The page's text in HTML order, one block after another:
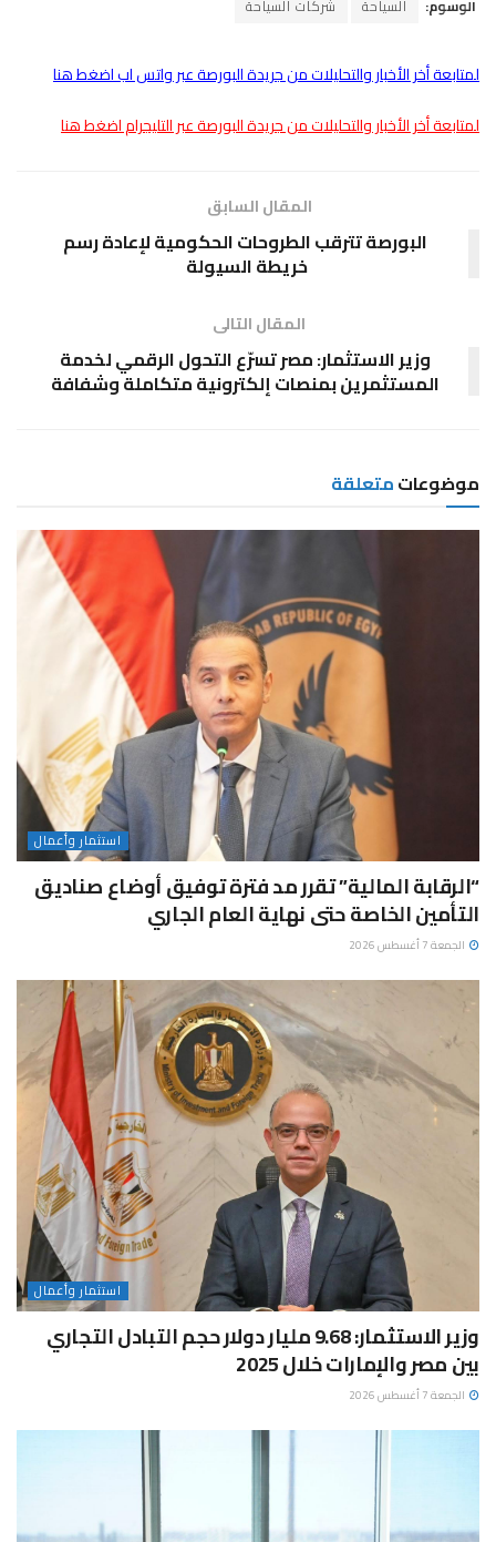
الوسوم: السياحة شركات السياحة
لمتابعة أخر الأخبار والتحليلات من جريدة البورصة عبر واتس اب اضغط هنا
لمتابعة أخر الأخبار والتحليلات من جريدة البورصة عبر التليجرام اضغط هنا
المقال السابق
البورصة تترقب الطروحات الحكومية لإعادة رسم
خريطة السيولة
المقال التالى
وزير الاستثمار: مصر تسرّع التحول الرقمي لخدمة
المستثمرين بمنصات إلكترونية متكاملة وشفافة
موضوعاتمتعلقة
استثمار وأعمال
“الرقابة المالية” تقرر مد فترة توفيق أوضاع صناديق
التأمين الخاصة حتى نهاية العام الجاري
الجمعة 7 أغسطس 2026
استثمار وأعمال
وزير الاستثمار: 9.68 مليار دولار حجم التبادل التجاري
بين مصر والإمارات خلال 2025
الجمعة 7 أغسطس 2026